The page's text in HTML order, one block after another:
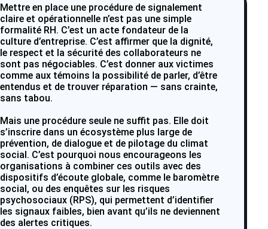
Mettre en place une procédure de signalement
claire et opérationnelle n’est pas une simple
formalité RH. C’est un acte fondateur de la
culture d’entreprise. C’est affirmer que la dignité,
le respect et la sécurité des collaborateurs ne
sont pas négociables. C’est donner aux victimes
comme aux témoins la possibilité de parler, d’être
entendus et de trouver réparation — sans crainte,
sans tabou.
Mais une procédure seule ne suffit pas. Elle doit
s’inscrire dans un écosystème plus large de
prévention, de dialogue et de pilotage du climat
social. C’est pourquoi nous encourageons les
organisations à combiner ces outils avec des
dispositifs d’écoute globale, comme le baromètre
social, ou des enquêtes sur les risques
psychosociaux (RPS), qui permettent d’identifier
les signaux faibles, bien avant qu’ils ne deviennent
des alertes critiques.